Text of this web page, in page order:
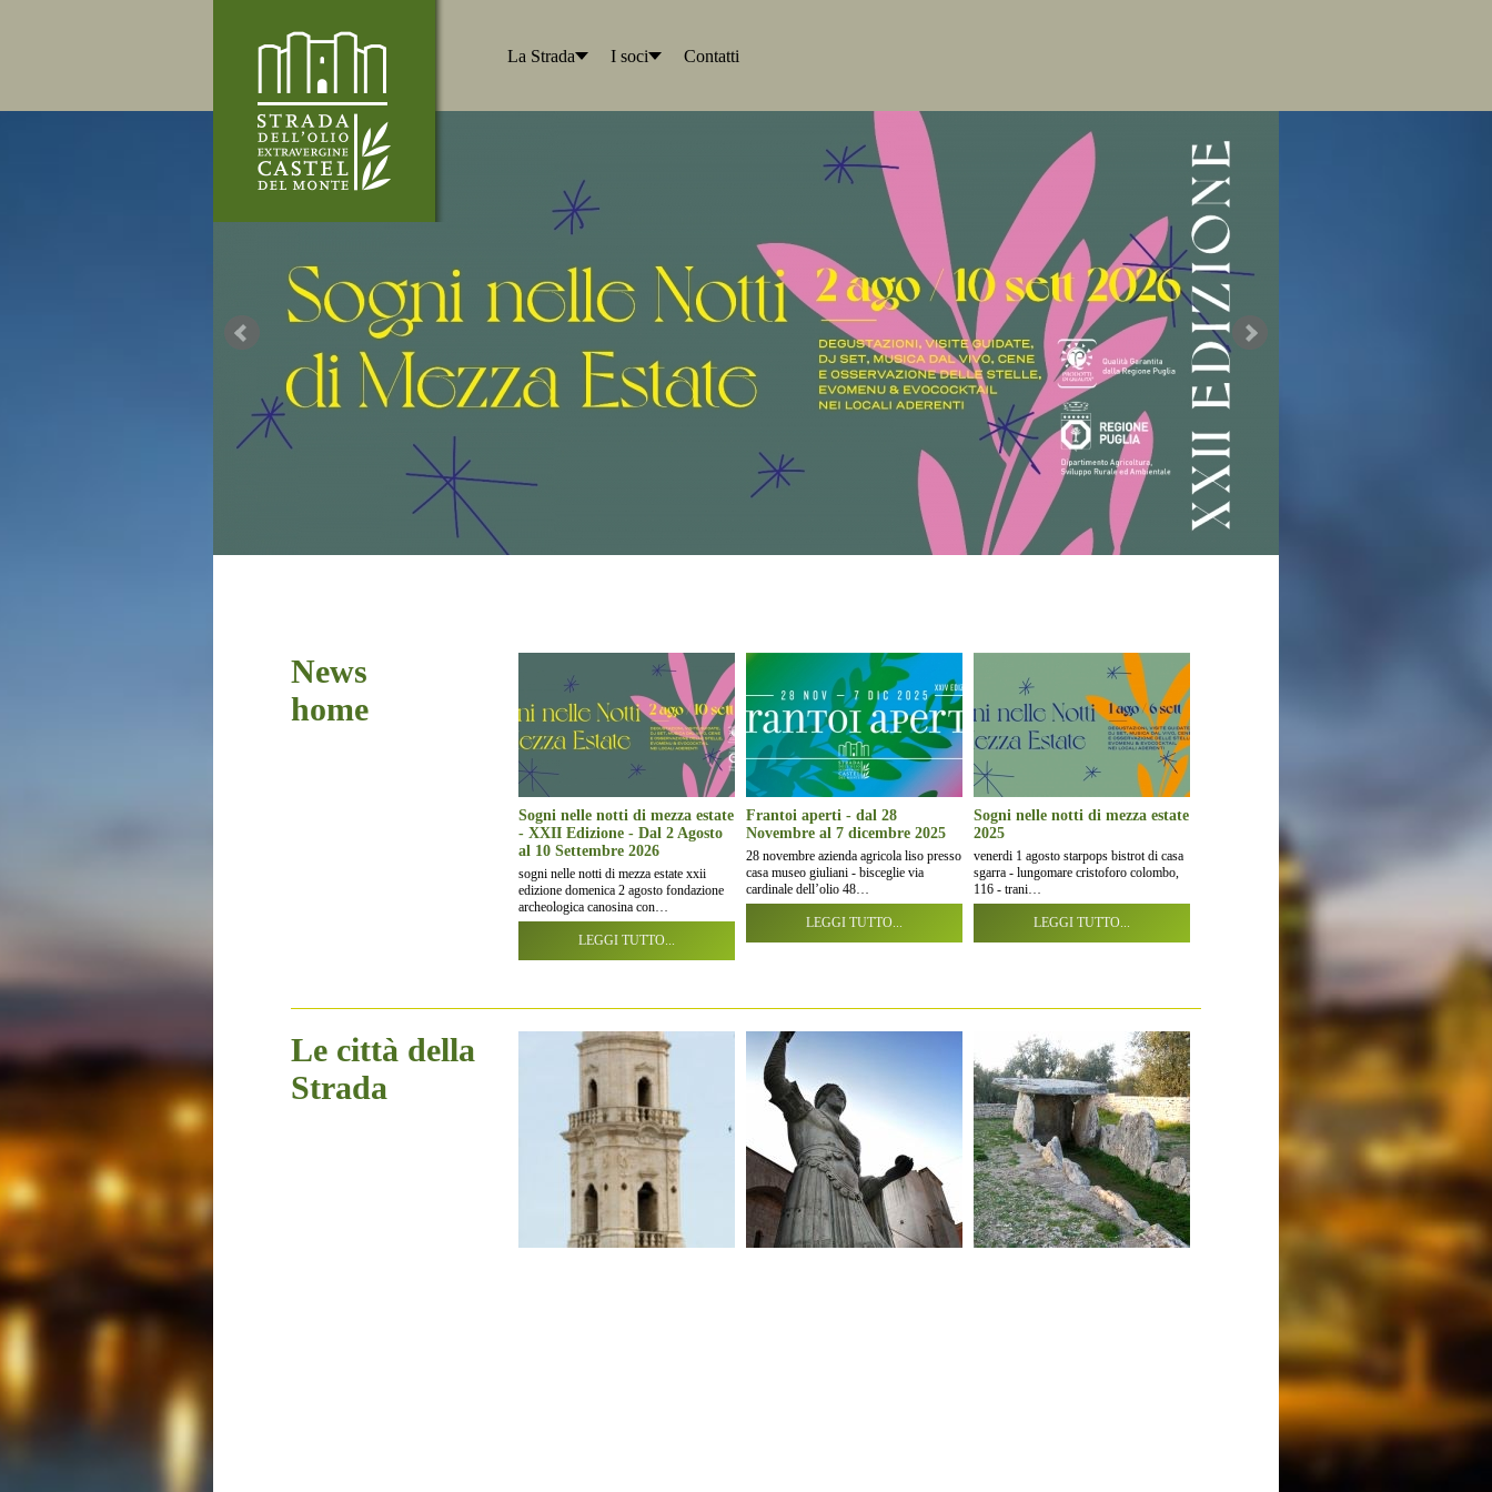
La Strada I soci Contatti
News
home
Sogni nelle notti di mezza estate
- XXII Edizione - Dal 2 Agosto
al 10 Settembre 2026
sogni nelle notti di mezza estate xxii
edizione domenica 2 agosto fondazione
archeologica canosina con…
LEGGI TUTTO...
Frantoi aperti - dal 28
Novembre al 7 dicembre 2025
28 novembre azienda agricola liso presso
casa museo giuliani - bisceglie via
cardinale dell’olio 48…
LEGGI TUTTO...
Sogni nelle notti di mezza estate
2025
venerdi 1 agosto starpops bistrot di casa
sgarra - lungomare cristoforo colombo,
116 - trani…
LEGGI TUTTO...
Le città della
Strada